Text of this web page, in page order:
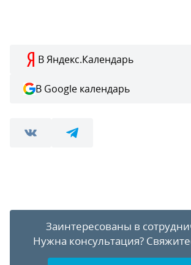
В Яндекс.Календарь
В Google календарь
Заинтересованы в
Нужна консультация?